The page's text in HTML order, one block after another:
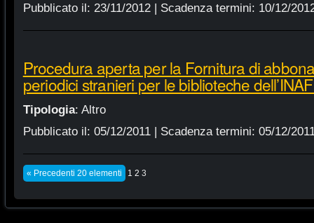
Pubblicato il: 23/11/2012| Scadenza termini: 10/12/
Procedura aperta per la Fornitura di
periodici stranieri per le biblioteche
Tipologia: Altro
Pubblicato il: 05/12/2011| Scadenza termini: 05/12/
« Precedenti 20 elementi 1 2 3